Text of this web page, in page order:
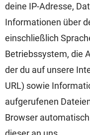
deine IP-Adresse,
Informationen über
einschließlich
Betriebssystem, die
der du auf unsere
URL) sowie
aufgerufenen
Browser